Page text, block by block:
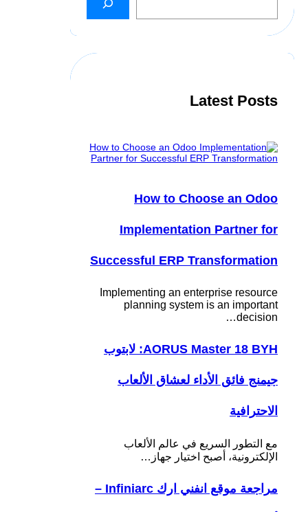
c
Latest Posts
How to Choose an Odoo
Implementation Partner for
Successful ERP Transformation
Implementing an enterprise resource
planning system is an important
decision…
AORUS Master 18 BYH: لابتوب
جيمنج فائق الأداء لعشاق الألعاب
الاحترافية
مع التطور السريع في عالم الألعاب
الإلكترونية، أصبح اختيار جهاز…
مراجعة موقع انفني ارك Infiniarc –